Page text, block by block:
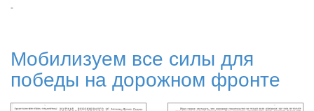
-
Мобилизуем все силы для
победы на дорожном фронте